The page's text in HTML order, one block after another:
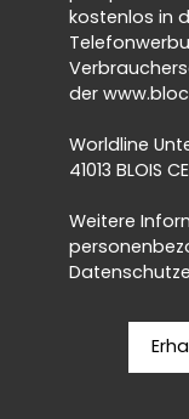
kostenlos in
der
Worldline
41013 BLOIS
Weitere